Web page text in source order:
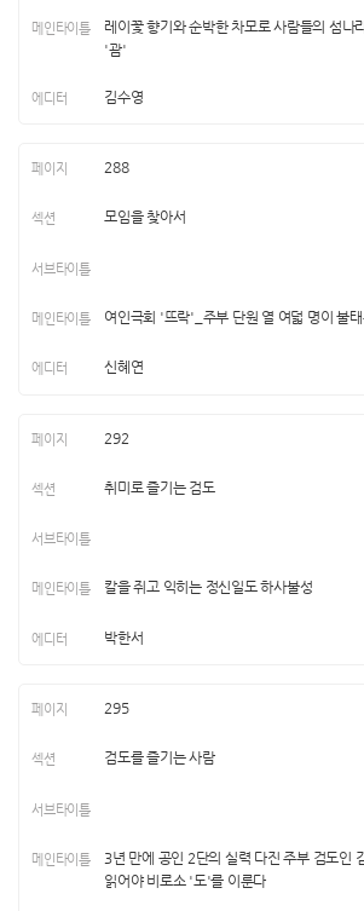
레이꽃 향기와 순박한 차모로 사람들의 섬나
'괌'
김수영
288
모임을 찾아서
여인극회 '뜨락'_주부 단원 열 여덟 명이 불
신혜연
292
취미로 즐기는 검도
칼을 쥐고 익히는 정신일도 하사불성
박한서
295
검도를 즐기는 사람
3년 만에 공인 2단의 실력 다진 주부 검도인
읽어야 비로소 '도'를 이룬다